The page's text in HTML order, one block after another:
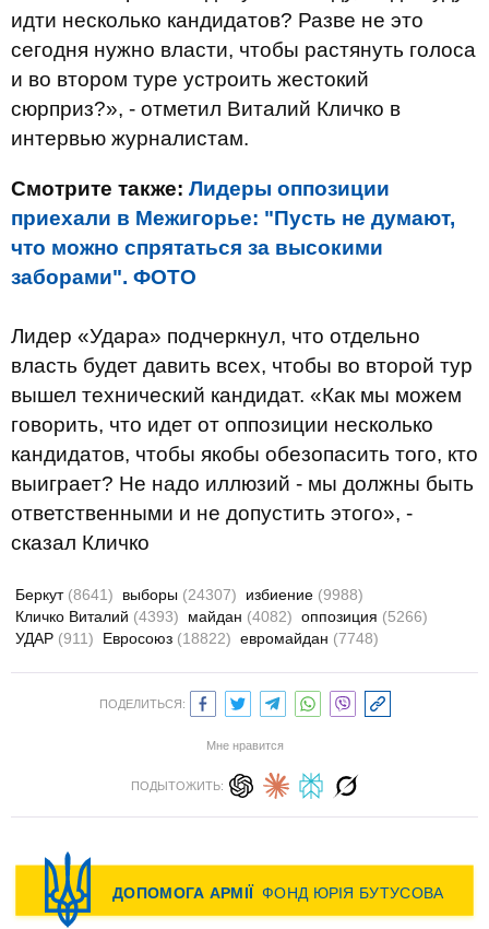
идти несколько кандидатов? Разве не это
сегодня нужно власти, чтобы растянуть голоса
и во втором туре устроить жестокий
сюрприз?», - отметил Виталий Кличко в
интервью журналистам.
Смотрите также: Лидеры оппозиции
приехали в Межигорье: "Пусть не думают,
что можно спрятаться за высокими
заборами". ФОТО
Лидер «Удара» подчеркнул, что отдельно
власть будет давить всех, чтобы во второй тур
вышел технический кандидат. «Как мы можем
говорить, что идет от оппозиции несколько
кандидатов, чтобы якобы обезопасить того, кто
выиграет? Не надо иллюзий - мы должны быть
ответственными и не допустить этого», -
сказал Кличко
Беркут (8641) выборы (24307) избиение (9988)
Кличко Виталий (4393) майдан (4082) оппозиция (5266)
УДАР (911) Евросоюз (18822) евромайдан (7748)
ПОДЕЛИТЬСЯ:
Мне нравится
ПОДЫТОЖИТЬ: